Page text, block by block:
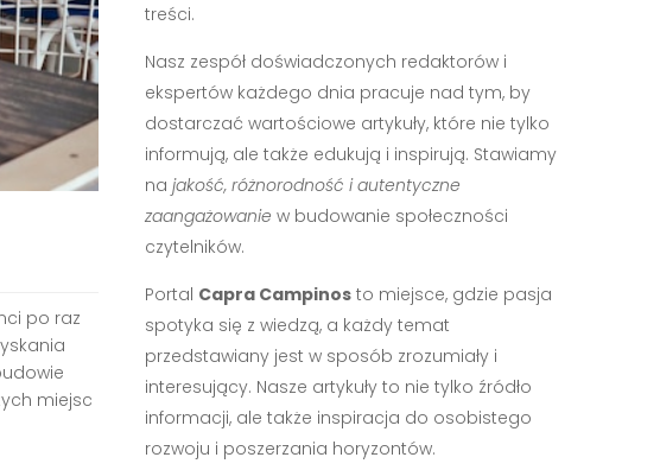
po raz
miejsc
treści.
Nasz zespół doświadczonych redaktorów i
ekspertów każdego dnia pracuje nad tym, by
dostarczać wartościowe artykuły, które nie tylko
informują, ale także edukują i inspirują. Stawiamy
na jakość, różnorodność i autentyczne
zaangażowanie w budowanie społeczności
czytelników.
Portal Capra Campinosto miejsce, gdzie pasja
spotyka się z wiedzą, a każdy temat
przedstawiany jest w sposób zrozumiały i
interesujący. Nasze artykuły to nie tylko źródło
informacji, ale także inspiracja do osobistego
rozwoju i poszerzania horyzontów.